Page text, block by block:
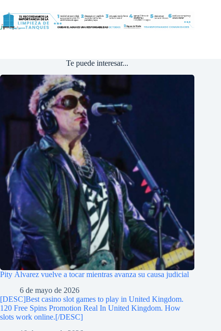
Te puede interesar...
Pity Álvarez vuelve a tocar mientras avanza su causa judicial
6 de mayo de 2026
[DESC]Best casino slot games to play in United Kingdom.
120 Free Spins Promotion Real In United Kingdom. How
slots work online.[/DESC]